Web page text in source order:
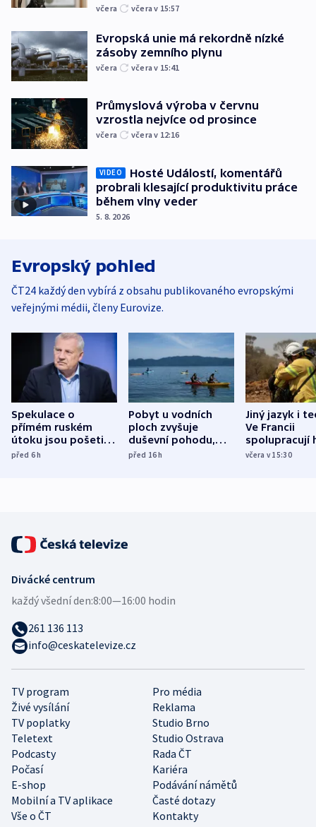
včera včera v 15:57
Evropská unie má rekordně nízké
zásoby zemního plynu
včera včera v 15:41
Průmyslová výroba v červnu
vzrostla nejvíce od prosince
včera včera v 12:16
VIDEO
Hosté Událostí, komentářů
probrali klesající produktivitu práce
během vlny veder
5. 8. 2026
Evropský pohled
ČT24 každý den vybírá z obsahu publikovaného evropskými
veřejnými médii, členy Eurovize.
Spekulace o
přímém ruském
útoku jsou pošetilé,
míní estonský
před 6h
Pobyt u vodních
ploch zvyšuje
duševní pohodu,
ukázala
před 16h
Jiný jazyk i
Ve Francii
spolupracují
různých zemí
včera v 15:30
TV program
Pro média
Živé vysílání
Reklama
TV poplatky
Studio Brno
Teletext
Studio Ostrava
Podcasty
Rada ČT
Počasí
Kariéra
E-shop
Podávání námětů
Mobilní a TV aplikace
Časté dotazy
Vše o ČT
Kontakty
Divácké centrum
každý všední den:8:00—16:00 hodin
261 136 113
info@ceskatelevize.cz